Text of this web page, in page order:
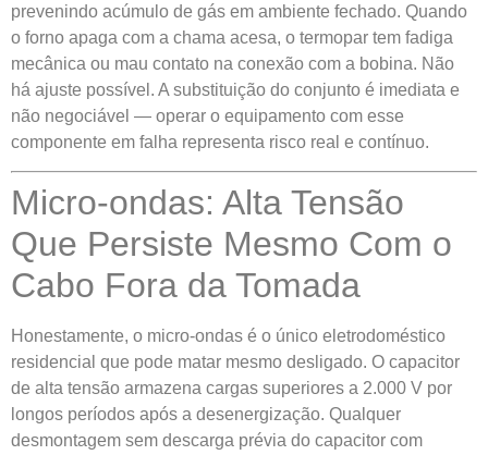
prevenindo acúmulo de gás em ambiente fechado. Quando
o forno apaga com a chama acesa, o termopar tem fadiga
mecânica ou mau contato na conexão com a bobina. Não
há ajuste possível. A substituição do conjunto é imediata e
não negociável — operar o equipamento com esse
componente em falha representa risco real e contínuo.
Micro-ondas: Alta Tensão
Que Persiste Mesmo Com o
Cabo Fora da Tomada
Honestamente, o micro-ondas é o único eletrodoméstico
residencial que pode matar mesmo desligado. O capacitor
de alta tensão armazena cargas superiores a 2.000 V por
longos períodos após a desenergização. Qualquer
desmontagem sem descarga prévia do capacitor com